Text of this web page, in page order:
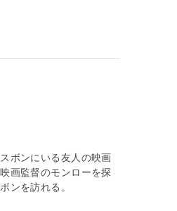
ボンにいる友人の映画
画監督のモンローを探
ンを訪れる。